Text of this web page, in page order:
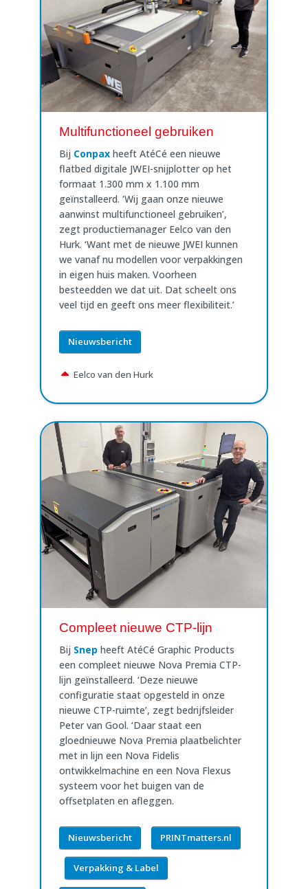
Multifunctioneel gebruiken
Bij Conpax heeft AtéCé een nieuwe
flatbed digitale JWEI-snijplotter op het
formaat 1.300 mm x 1.100 mm
geïnstalleerd. ‘Wij gaan onze nieuwe
aanwinst multifunctioneel gebruiken’,
zegt productiemanager Eelco van den
Hurk. ‘Want met de nieuwe JWEI kunnen
we vanaf nu modellen voor verpakkingen
in eigen huis maken. Voorheen
besteedden we dat uit. Dat scheelt ons
veel tijd en geeft ons meer flexibiliteit.’
Nieuwsbericht
Eelco van den Hurk
Compleet nieuwe CTP-lijn
Bij Snep heeft AtéCé Graphic Products
een compleet nieuwe Nova Premia CTP-
lijn geïnstalleerd. ‘Deze nieuwe
configuratie staat opgesteld in onze
nieuwe CTP-ruimte’, zegt bedrijfsleider
Peter van Gool. ‘Daar staat een
gloednieuwe Nova Premia plaatbelichter
met in lijn een Nova Fidelis
ontwikkelmachine en een Nova Flexus
systeem voor het buigen van de
offsetplaten en afleggen.
Nieuwsbericht PRINTmatters.nl
Verpakking & Label